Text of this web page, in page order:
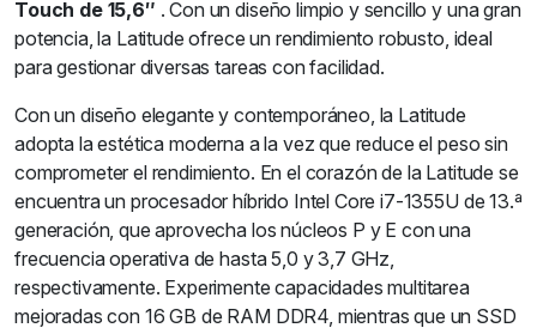
Touch de 15,6″ . Con un diseño limpio y sencillo y una gran
potencia, la Latitude ofrece un rendimiento robusto, ideal
para gestionar diversas tareas con facilidad.
Con un diseño elegante y contemporáneo, la Latitude
adopta la estética moderna a la vez que reduce el peso sin
comprometer el rendimiento. En el corazón de la Latitude se
encuentra un procesador híbrido Intel Core i7-1355U de 13.ª
generación, que aprovecha los núcleos P y E con una
frecuencia operativa de hasta 5,0 y 3,7 GHz,
respectivamente. Experimente capacidades multitarea
mejoradas con 16 GB de RAM DDR4, mientras que un SSD